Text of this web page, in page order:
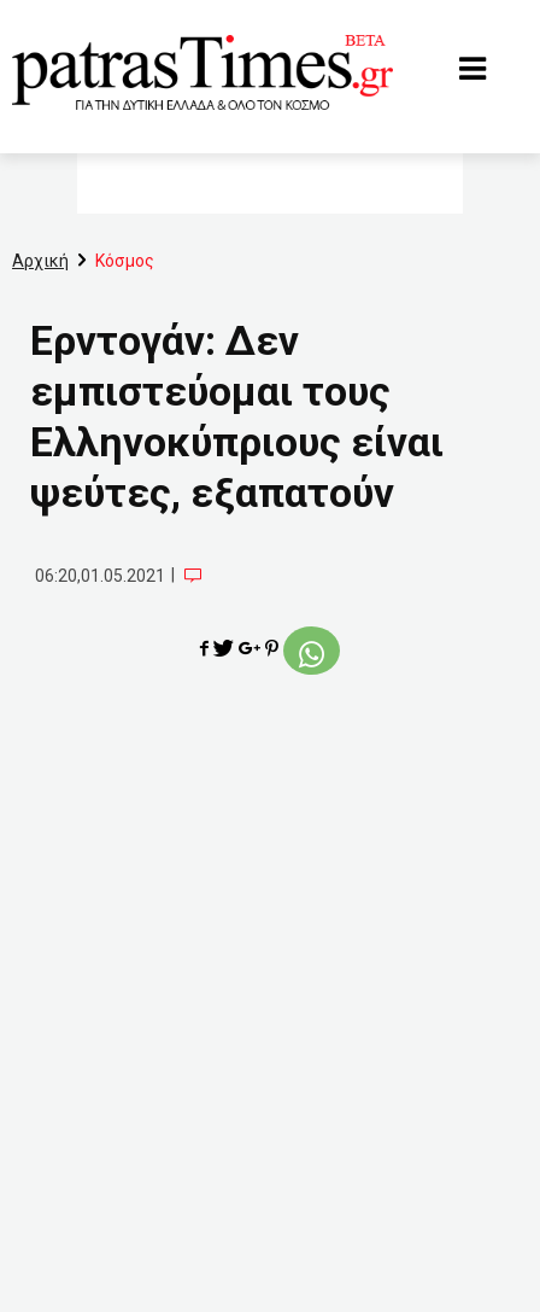
Αρχική Κόσμος
Ερντογάν: Δεν
εμπιστεύομαι τους
Ελληνοκύπριους είναι
ψεύτες, εξαπατούν
06:20,01.05.2021